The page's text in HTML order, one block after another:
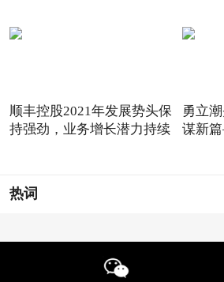
顺丰控股2021年发展势头保
持强劲，业务增长潜力持续
勇立
谋新
热词